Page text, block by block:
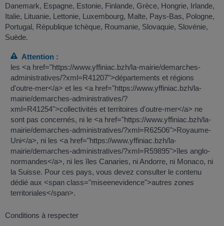
Danemark, Espagne, Estonie, Finlande, Grèce, Hongrie, Irlande,
Italie, Lituanie, Lettonie, Luxembourg, Malte, Pays-Bas, Pologne,
Portugal, République tchèque, Roumanie, Slovaquie, Slovénie,
Suède.
Attention :
les <a href="https://www.yffiniac.bzh/la-mairie/demarches-
administratives/?xml=R41207">départements et régions
d'outre-mer</a> et les <a href="https://www.yffiniac.bzh/la-
mairie/demarches-administratives/?
xml=R41254">collectivités et territoires d'outre-mer</a> ne
sont pas concernés, ni le <a href="https://www.yffiniac.bzh/la-
mairie/demarches-administratives/?xml=R62506">Royaume-
Uni</a>, ni les <a href="https://www.yffiniac.bzh/la-
mairie/demarches-administratives/?xml=R59895">îles anglo-
normandes</a>, ni les îles Canaries, ni Andorre, ni Monaco, ni
la Suisse. Pour ces pays, vous devez consulter le contenu
dédié aux <span class="miseenevidence">autres zones
territoriales</span>.
Conditions à respecter